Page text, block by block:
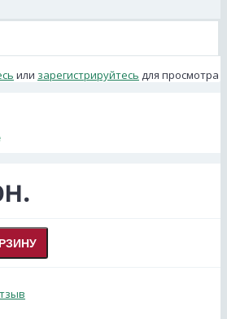
или зарегистрируйтесь для просмотра